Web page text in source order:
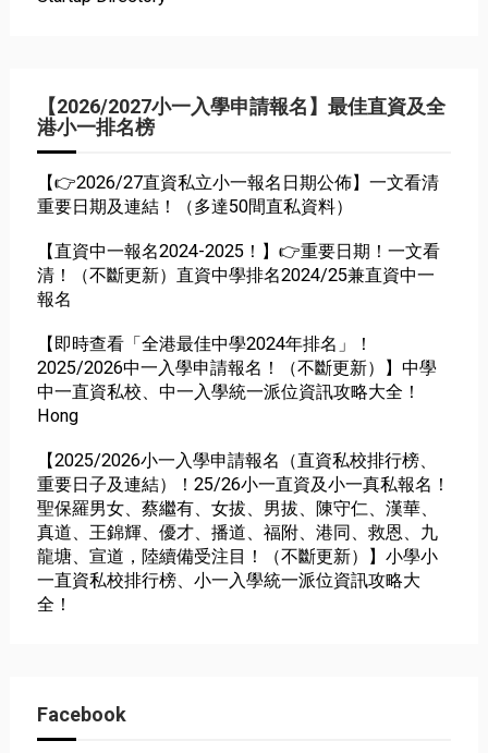
【2026/2027小一入學申請報名】最佳直資及全
港小一排名榜
【👉2026/27直資私立小一報名日期公佈】一文看清
重要日期及連結！（多達50間直私資料）
【直資中一報名2024-2025！】👉重要日期！一文看
清！（不斷更新）直資中學排名2024/25兼直資中一
報名
【即時查看「全港最佳中學2024年排名」！
2025/2026中一入學申請報名！（不斷更新）】中學
中一直資私校、中一入學統一派位資訊攻略大全！
Hong
【2025/2026小一入學申請報名（直資私校排行榜、
重要日子及連結）！25/26小一直資及小一真私報名！
聖保羅男女、蔡繼有、女拔、男拔、陳守仁、漢華、
真道、王錦輝、優才、播道、福附、港同、救恩、九
龍塘、宣道，陸續備受注目！（不斷更新）】小學小
一直資私校排行榜、小一入學統一派位資訊攻略大
全！
Facebook